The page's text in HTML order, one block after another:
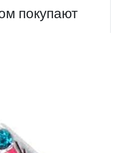
покупают